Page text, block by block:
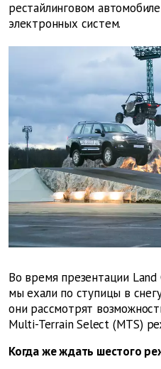
рестайлинговом
электронных систем.
Во время презентации Land
мы ехали по ступицы в
они рассмотрят
Multi-Terrain Select (MTS)
Когда же ждать шестого